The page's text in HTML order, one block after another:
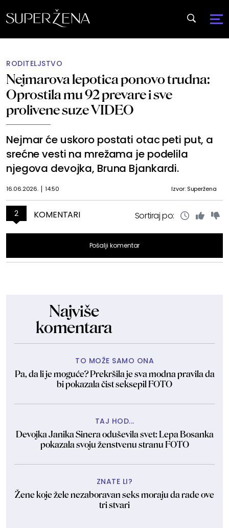
RODITELJSTVO
Nejmarova lepotica ponovo trudna:
Oprostila mu 92 prevare i sve
prolivene suze VIDEO
Nejmar će uskoro postati otac peti put, a
srećne vesti na mrežama je podelila
njegova devojka, Bruna Bjankardi.
16.06.2026. 14:50 Izvor: Superžena
2 KOMENTARI Sortiraj po:
Pošalji komentar
Najviše
komentara
TO MOŽE SAMO ONA
Pa, da li je moguće? Prekršila je sva modna pravila da
bi pokazala čist seksepil FOTO
TAJ HOD...
Devojka Janika Sinera oduševila svet: Lepa Bosanka
pokazala svoju ženstvenu stranu FOTO
ZNATE LI?
Žene koje žele nezaboravan seks moraju da rade ove
tri stvari